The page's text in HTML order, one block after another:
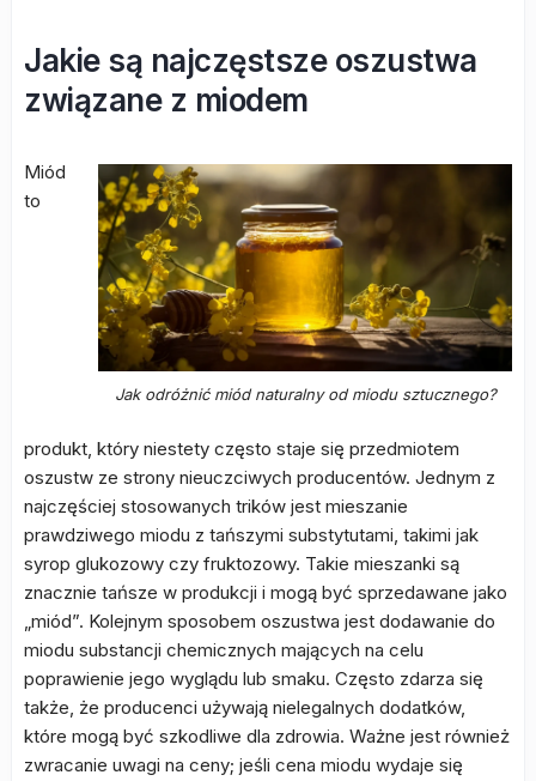
Jakie są najczęstsze oszustwa
związane z miodem
Jak odróżnić miód naturalny od miodu sztucznego?
Miód
to
produkt, który niestety często staje się przedmiotem
oszustw ze strony nieuczciwych producentów. Jednym z
najczęściej stosowanych trików jest mieszanie
prawdziwego miodu z tańszymi substytutami, takimi jak
syrop glukozowy czy fruktozowy. Takie mieszanki są
znacznie tańsze w produkcji i mogą być sprzedawane jako
„miód”. Kolejnym sposobem oszustwa jest dodawanie do
miodu substancji chemicznych mających na celu
poprawienie jego wyglądu lub smaku. Często zdarza się
także, że producenci używają nielegalnych dodatków,
które mogą być szkodliwe dla zdrowia. Ważne jest również
zwracanie uwagi na ceny; jeśli cena miodu wydaje się